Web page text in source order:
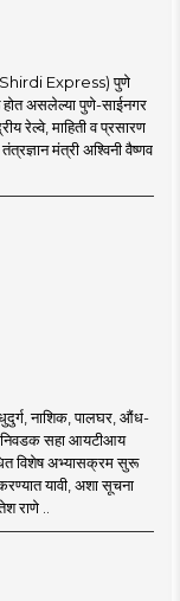
Express) पुणे
असलेल्या पुणे-साईनगर
रेल्वे, माहिती व प्रसारण
मंत्री अश्विनी वैष्णव
नाशिक, पालघर, औंध-
सहा आयटीआय
विशेष अभ्यासक्रम सुरू
यावी, अशा सूचना
राणे ..